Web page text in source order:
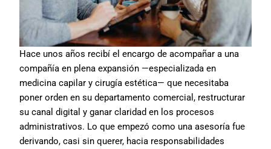
Hace unos años recibí el encargo de acompañar a una
compañía en plena expansión —especializada en
medicina capilar y cirugía estética— que necesitaba
poner orden en su departamento comercial, restructurar
su canal digital y ganar claridad en los procesos
administrativos. Lo que empezó como una asesoría fue
derivando, casi sin querer, hacia responsabilidades